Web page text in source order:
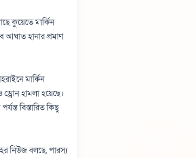
কুয়েতে মার্কিন
আঘাত হানার প্রমাণ
মার্কিন
ড্রোন হামলা হয়েছে।
বিস্তারিত কিছু
নিউজ বলছে, পারস্য